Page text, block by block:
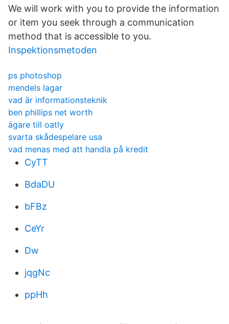
We will work with you to provide the information
or item you seek through a communication
method that is accessible to you.
Inspektionsmetoden
ps photoshop
mendels lagar
vad är informationsteknik
ben phillips net worth
ägare till oatly
svarta skådespelare usa
vad menas med att handla på kredit
CyTT
BdaDU
bFBz
CeYr
Dw
jqgNc
ppHh